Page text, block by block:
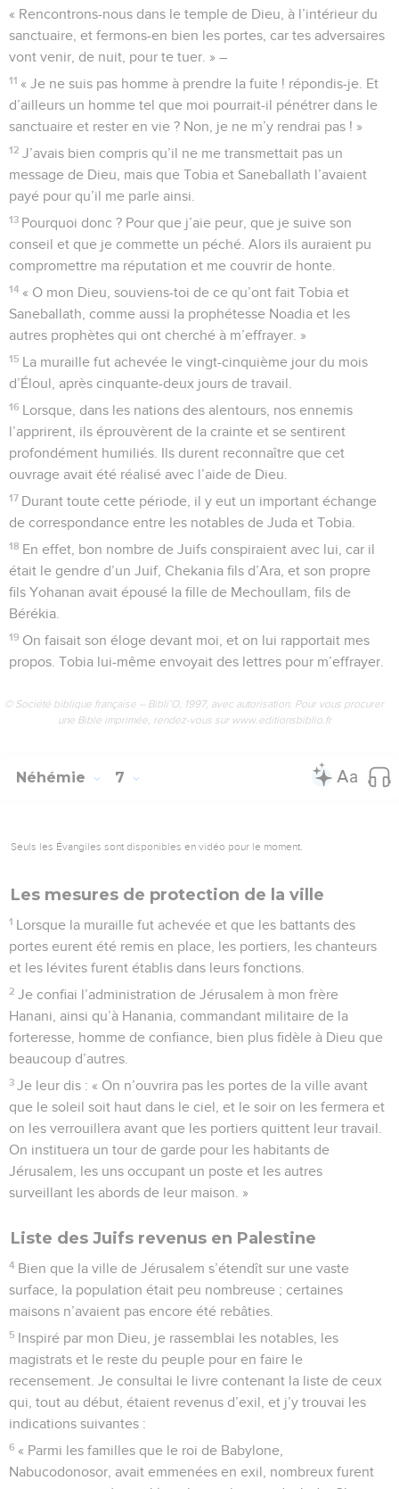
« Rencontrons-nous dans le temple de Dieu, à l’intérieur du
sanctuaire, et fermons-en bien les portes, car tes adversaires
vont venir, de nuit, pour te tuer. » –
11 « Je ne suis pas homme à prendre la fuite ! répondis-je. Et
d’ailleurs un homme tel que moi pourrait-il pénétrer dans le
sanctuaire et rester en vie ? Non, je ne m’y rendrai pas ! »
12 J’avais bien compris qu’il ne me transmettait pas un
message de Dieu, mais que Tobia et Saneballath l’avaient
payé pour qu’il me parle ainsi.
13 Pourquoi donc ? Pour que j’aie peur, que je suive son
conseil et que je commette un péché. Alors ils auraient pu
compromettre ma réputation et me couvrir de honte.
14 « O mon Dieu, souviens-toi de ce qu’ont fait Tobia et
Saneballath, comme aussi la prophétesse Noadia et les
autres prophètes qui ont cherché à m’effrayer. »
15 La muraille fut achevée le vingt-cinquième jour du mois
d’Éloul, après cinquante-deux jours de travail.
16 Lorsque, dans les nations des alentours, nos ennemis
l’apprirent, ils éprouvèrent de la crainte et se sentirent
profondément humiliés. Ils durent reconnaître que cet
ouvrage avait été réalisé avec l’aide de Dieu.
17 Durant toute cette période, il y eut un important échange
de correspondance entre les notables de Juda et Tobia.
18 En effet, bon nombre de Juifs conspiraient avec lui, car il
était le gendre d’un Juif, Chekania fils d’Ara, et son propre
fils Yohanan avait épousé la fille de Mechoullam, fils de
Bérékia.
19 On faisait son éloge devant moi, et on lui rapportait mes
propos. Tobia lui-même envoyait des lettres pour m’effrayer.
© Société biblique française – Bibli’O, 1997, avec autorisation. Pour vous procurer
une Bible imprimée, rendez-vous sur www.editionsbiblio.fr
Néhémie 7
Seuls les Évangiles sont disponibles en vidéo pour le moment.
Les mesures de protection de la ville
1 Lorsque la muraille fut achevée et que les battants des
portes eurent été remis en place, les portiers, les chanteurs
et les lévites furent établis dans leurs fonctions.
2 Je confiai l’administration de Jérusalem à mon frère
Hanani, ainsi qu’à Hanania, commandant militaire de la
forteresse, homme de confiance, bien plus fidèle à Dieu que
beaucoup d’autres.
3 Je leur dis : « On n’ouvrira pas les portes de la ville avant
que le soleil soit haut dans le ciel, et le soir on les fermera et
on les verrouillera avant que les portiers quittent leur travail.
On instituera un tour de garde pour les habitants de
Jérusalem, les uns occupant un poste et les autres
surveillant les abords de leur maison. »
Liste des Juifs revenus en Palestine
4 Bien que la ville de Jérusalem s’étendît sur une vaste
surface, la population était peu nombreuse ; certaines
maisons n’avaient pas encore été rebâties.
5 Inspiré par mon Dieu, je rassemblai les notables, les
magistrats et le reste du peuple pour en faire le
recensement. Je consultai le livre contenant la liste de ceux
qui, tout au début, étaient revenus d’exil, et j’y trouvai les
indications suivantes :
6 « Parmi les familles que le roi de Babylone,
Nabucodonosor, avait emmenées en exil, nombreux furent